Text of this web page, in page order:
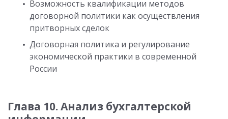
Возможность квалификации методов
договорной политики как осуществления
притворных сделок
Договорная политика и регулирование
экономической практики в современной
России
Глава 10. Анализ бухгалтерской